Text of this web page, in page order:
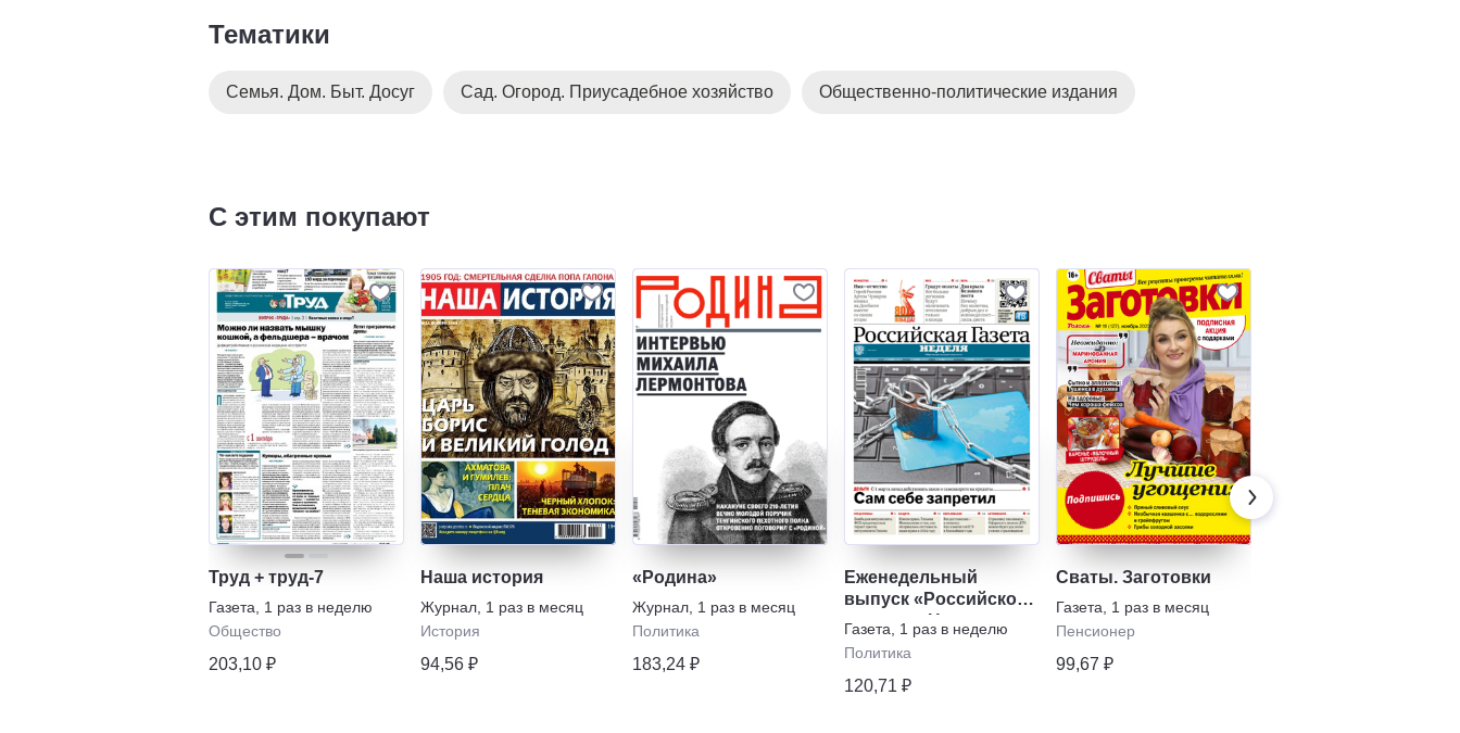
Тематики
Семья. Дом. Быт. Досуг Сад. Огород. Приусадебное хозяйство Общественно-политические издания
С этим покупают
Труд + труд-7
Газета
1 раз в неделю
Общество
203,10 ₽
Наша история
Журнал 1 раз в месяц
История
94,56 ₽
«Родина»
Журнал 1 раз в месяц
Политика
183,24 ₽
Еженедельный
выпуск «Российской
газеты» - Неделя
Газета
1 раз в неделю
Политика
120,71 ₽
Сваты. Заготовки
Газета
1 раз в месяц
Пенсионер
99,67 ₽